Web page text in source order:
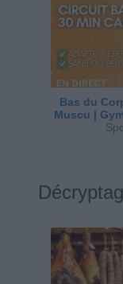
Bas du
Muscu |